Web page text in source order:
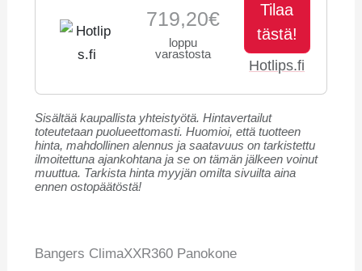
719,20€
loppu
varastosta
Tilaa
tästä!
Hotlips.fi
Sisältää kaupallista yhteistyötä. Hintavertailut
toteutetaan puolueettomasti. Huomioi, että tuotteen
hinta, mahdollinen alennus ja saatavuus on tarkistettu
ilmoitettuna ajankohtana ja se on tämän jälkeen voinut
muuttua. Tarkista hinta myyjän omilta sivuilta aina
ennen ostopäätöstä!
Bangers ClimaXXR360 Panokone